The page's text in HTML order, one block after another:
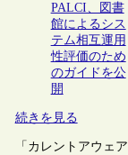
PALCI、図書
館によるシス
テム相互運用
性評価のため
のガイドを公
開
続きを見る
「カレントアウェア